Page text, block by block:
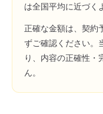
は全国平均に近づく
正確な金額は、契約
ずご確認ください。
り、内容の正確性・
ん。